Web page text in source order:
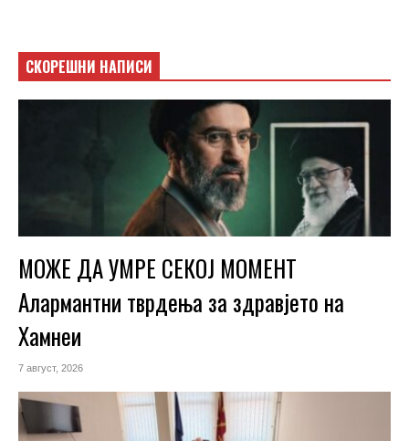
СКОРЕШНИ НАПИСИ
МОЖЕ ДА УМРЕ СЕКОЈ МОМЕНТ
Алармантни тврдења за здравјето на
Хамнеи
7 август, 2026